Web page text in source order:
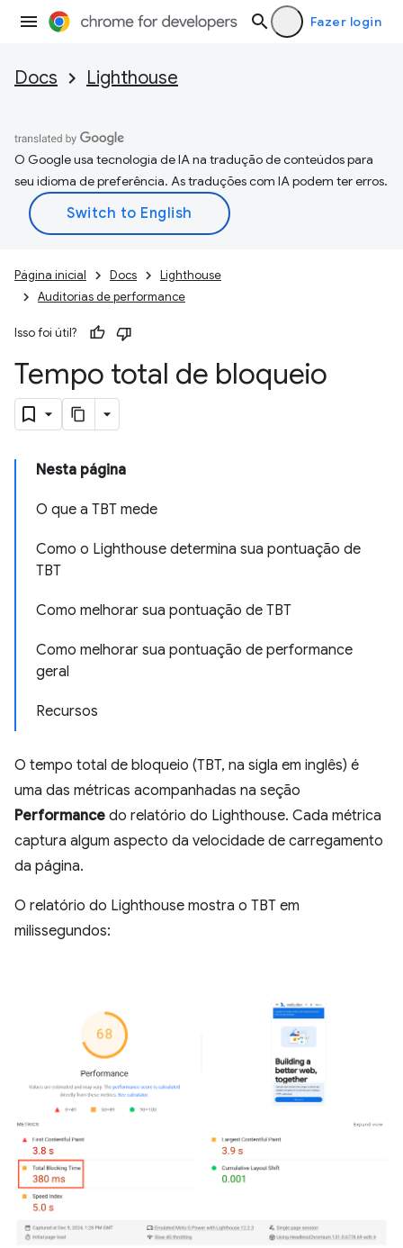
Fazer login
Docs Lighthouse
O Google usa tecnologia de IA na tradução de conteúdos para
seu idioma de preferência. As traduções com IA podem ter erros.
Página inicial Docs
Lighthouse
Auditorias de performance
Isso foi útil?
Tempo total de bloqueio
Nesta página
O que a TBT mede
Como o Lighthouse determina sua pontuação de
TBT
Como melhorar sua pontuação de TBT
Como melhorar sua pontuação de performance
geral
Recursos
O tempo total de bloqueio (TBT, na sigla em inglês) é
uma das métricas acompanhadas na seção
Performance do relatório do Lighthouse. Cada métrica
captura algum aspecto da velocidade de carregamento
da página.
O relatório do Lighthouse mostra o TBT em
milissegundos: